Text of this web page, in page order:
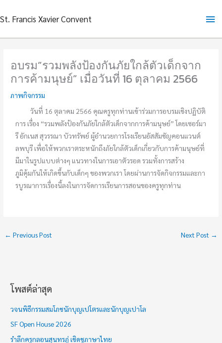
to
St. Francis Xavier Convent
อบรม”รวมพลังป้องกันภัยใกล้ตัวเด็กจาก
การค้ามนุษย์” เมื่อวันที่ 16 ตุลาคม 2566
ภาพกิจกรรม
วันที่ 16 ตุลาคม 2566 คุณครูทุกท่านเข้าร่วมการอบรมเชิงปฏิบัติ
การ เรื่อง “รวมพลังป้องกันภัยใกล้ตัวเด็กจากการค้ามนุษย์” โดยเซอร์มา
รี อักเนส สุวรรณา บัวทรัพย์ ผู้อำนวยการโรงเรียนอัสสัมชัญคอนแวนต์
ลพบุรี เพื่อให้พวกเราตระหนักถึงภัยใกล้ตัวเด็กเกี่ยวกับการค้ามนุษย์ที่
มีมาในรูปแบบต่างๆ แนวทางในการเอาตัวรอด รวมทั้งการสร้าง
ภูมิคุ้มกันให้เกิดขึ้นกับเด็กๆ ของพวกเรา โดยผ่านการจัดกิจกรรมและกา
รบูรณาการเรื่องนี้ลงในการจัดการเรียนการสอนของครูทุกท่าน
← Previous Post Next Post →
โพสต์ล่าสุด
วจนพิธีกรรมสมโภชนักบุญเปโตรและนักบุญเปาโล
SF Open House 2026
รำลึกครูกลอนสุนทรภู่ เชิดชูภาษาไทย
ช่
ง
เ
ว